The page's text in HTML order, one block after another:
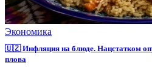
Экономика
🇺🇿 Инфляция на блюде. Нацстатком
плова